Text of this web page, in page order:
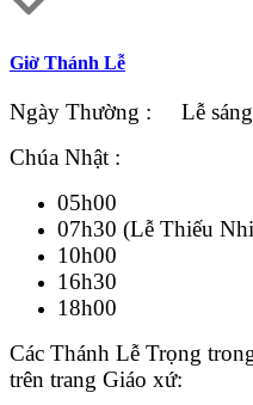
Giờ Thánh Lễ
Ngày Thường : Lễ
Chúa Nhật :
05h00
07h30 (Lễ Thiếu
10h00
16h30
18h00
Các Thánh Lễ Trọng
trên trang Giáo xứ: